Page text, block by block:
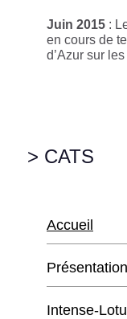
Juin 2015 :
en cours de
d’Azur sur
> CATS
Accueil
Présentation
Intense-